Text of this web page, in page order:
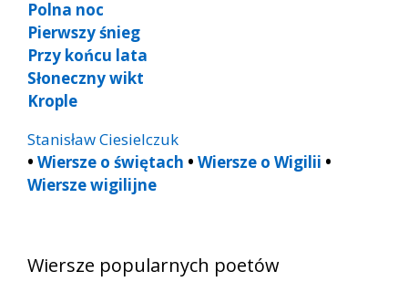
Polna noc
Pierwszy śnieg
Przy końcu lata
Słoneczny wikt
Krople
Stanisław Ciesielczuk
• Wiersze o świętach • Wiersze o Wigilii •
Wiersze wigilijne
Wiersze popularnych poetów